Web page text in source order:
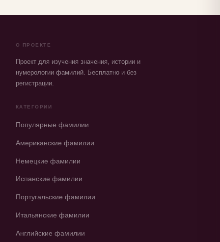
О ПРОЕКТЕ
Проект для изучения значения, истории и
нумерологии фамилий. Бесплатно и без
регистрации.
КАТЕГОРИИ
Популярные фамилии
Американские фамилии
Немецкие фамилии
Испанские фамилии
Португальские фамилии
Итальянские фамилии
Английские фамилии